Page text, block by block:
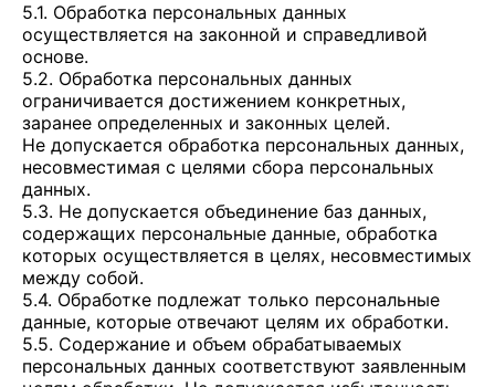
5.1. Обработка персональных данных
осуществляется на законной и справедливой
основе.
5.2. Обработка персональных данных
ограничивается достижением конкретных,
заранее определенных и законных целей.
Не допускается обработка персональных данных,
несовместимая с целями сбора персональных
данных.
5.3. Не допускается объединение баз данных,
содержащих персональные данные, обработка
которых осуществляется в целях, несовместимых
между собой.
5.4. Обработке подлежат только персональные
данные, которые отвечают целям их обработки.
5.5. Содержание и объем обрабатываемых
персональных данных соответствуют заявленным